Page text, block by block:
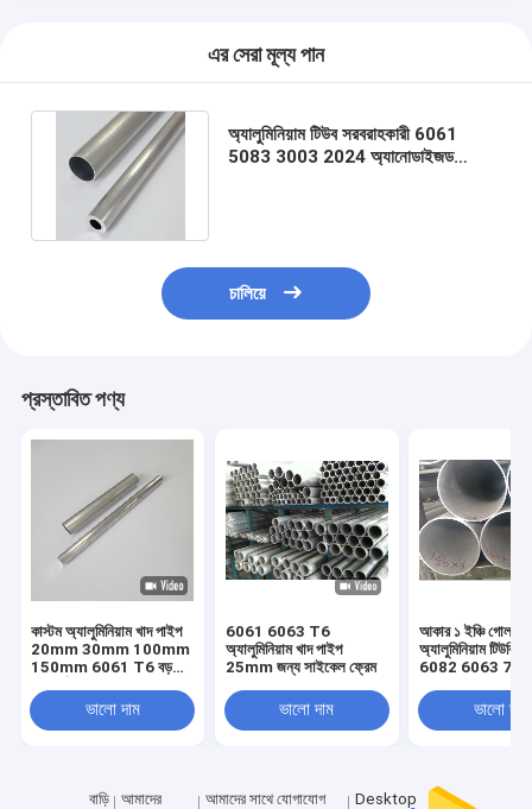
এর সেরা মূল্য পান
অ্যালুমিনিয়াম টিউব সরবরাহকারী 6061
5083 3003 2024 অ্যানোডাইজড
চালিয়ে
প্রস্তাবিত পণ্য
কাস্টম অ্যালুমিনিয়াম খাদ পাইপ
20mm 30mm 100mm
150mm 6061 T6 বড়
ভালো দাম
6061 6063 T6
অ্যালুমিনিয়াম খাদ পাইপ
25mm জন্য সাইকেল ফ্রেম
ভালো দাম
আকার ১ ইঞ্চি
অ্যালুমিনিয়াম
6082 6063
ভালো দাম
বাড়ি আমাদের আমাদের সাথে যোগাযোগ
Desktop